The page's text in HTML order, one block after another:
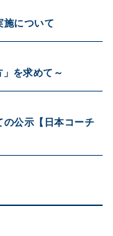
施について
を求めて～
公示【日本コーチ